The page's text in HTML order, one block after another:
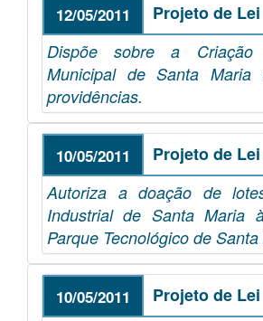
12/05/2011 Projeto de Lei
Dispõe sobre a
Municipal de Santa
providências.
10/05/2011 Projeto de Lei
Autoriza a doação de
Industrial de Santa Maria
Parque Tecnológico de Santa
10/05/2011 Projeto de Lei